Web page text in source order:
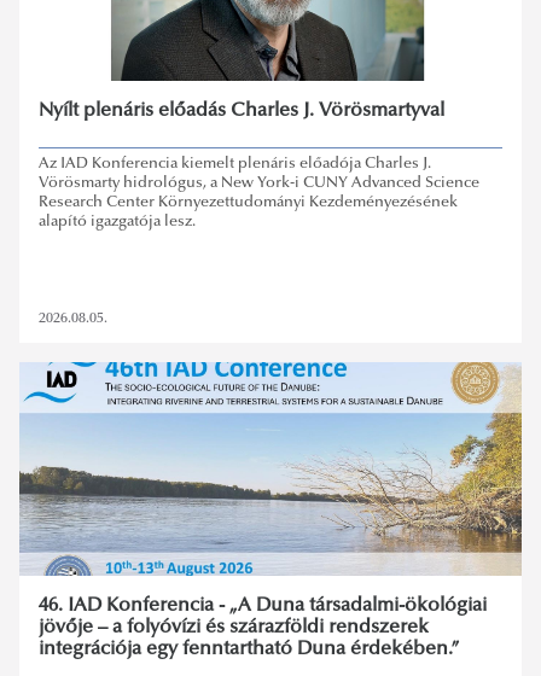
Nyílt plenáris előadás Charles J. Vörösmartyval
Az IAD Konferencia kiemelt plenáris előadója Charles J.
Vörösmarty hidrológus, a New York-i CUNY Advanced Science
Research Center Környezettudományi Kezdeményezésének
alapító igazgatója lesz.
2026.08.05.
46. IAD Konferencia - „A Duna társadalmi-ökológiai
jövője – a folyóvízi és szárazföldi rendszerek
integrációja egy fenntartható Duna érdekében.”